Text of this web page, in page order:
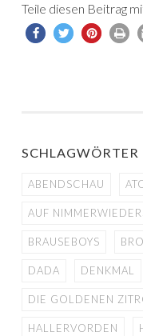
Teile diesen Beitrag
SCHLAGWÖRTER
ABENDSCHAU
AUF
BRAUSEBOYS
DADA DENKMAL
DIE GOLDENEN
HALLERVORDEN